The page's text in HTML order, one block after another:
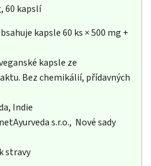
60 kapslí
kapsle 60 ks × 500 mg +
kapsle ze
Bez chemikálií, přídavných
Indie
s.r.o., Nové sady
stravy